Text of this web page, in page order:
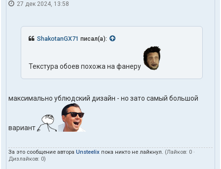
27 дек 2024, 13:58
ShakotanGX71 писал(а):
Текстура обоев похожа на фанеру
максимально ублюдский дизайн - но зато самый большой
вариант
За это сообщение автора Unsteelix пока никто не лайкнул. (Лайков: 0 ·
Дизлайков: 0)